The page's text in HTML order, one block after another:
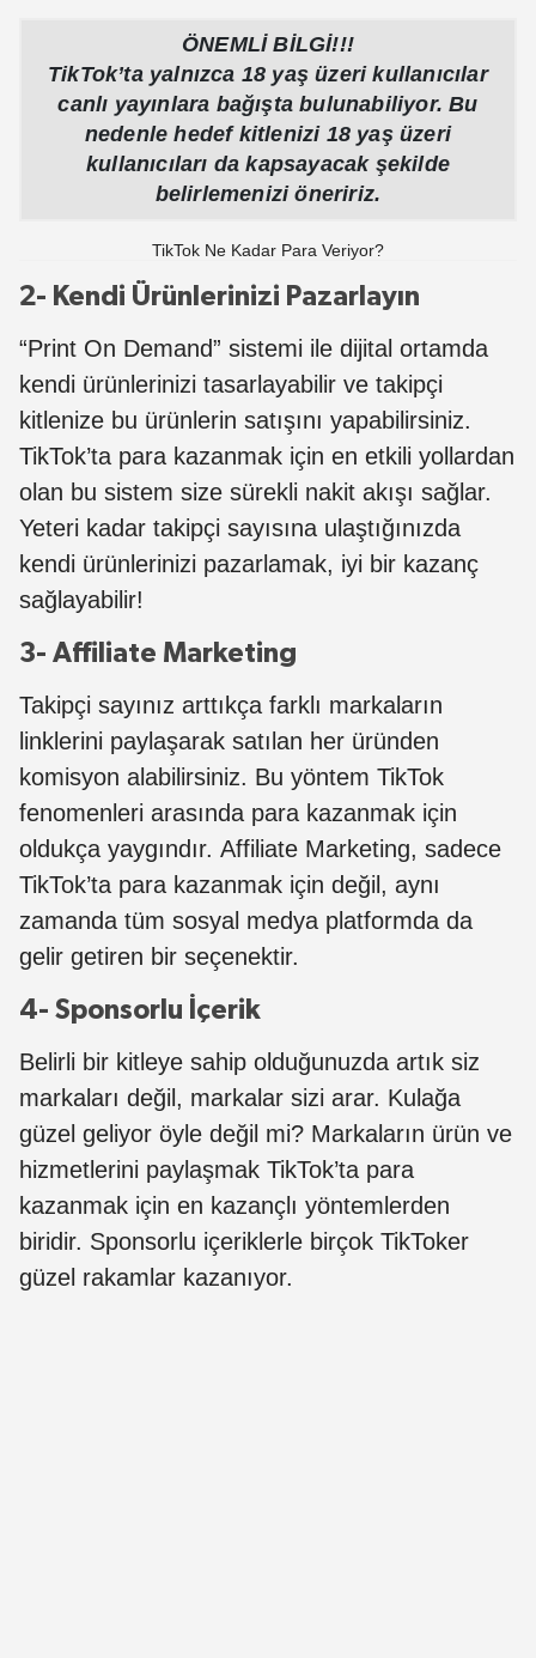
ÖNEMLİ BİLGİ!!!
TikTok’ta yalnızca 18 yaş üzeri kullanıcılar
canlı yayınlara bağışta bulunabiliyor. Bu
nedenle hedef kitlenizi 18 yaş üzeri
kullanıcıları da kapsayacak şekilde
belirlemenizi öneririz.
TikTok Ne Kadar Para Veriyor?
2- Kendi Ürünlerinizi Pazarlayın
“Print On Demand” sistemi ile dijital ortamda
kendi ürünlerinizi tasarlayabilir ve takipçi
kitlenize bu ürünlerin satışını yapabilirsiniz.
TikTok’ta para kazanmak için en etkili yollardan
olan bu sistem size sürekli nakit akışı sağlar.
Yeteri kadar takipçi sayısına ulaştığınızda
kendi ürünlerinizi pazarlamak, iyi bir kazanç
sağlayabilir!
3- Affiliate Marketing
Takipçi sayınız arttıkça farklı markaların
linklerini paylaşarak satılan her üründen
komisyon alabilirsiniz. Bu yöntem TikTok
fenomenleri arasında para kazanmak için
oldukça yaygındır. Affiliate Marketing, sadece
TikTok’ta para kazanmak için değil, aynı
zamanda tüm sosyal medya platformda da
gelir getiren bir seçenektir.
4- Sponsorlu İçerik
Belirli bir kitleye sahip olduğunuzda artık siz
markaları değil, markalar sizi arar. Kulağa
güzel geliyor öyle değil mi? Markaların ürün ve
hizmetlerini paylaşmak TikTok’ta para
kazanmak için en kazançlı yöntemlerden
biridir. Sponsorlu içeriklerle birçok TikToker
güzel rakamlar kazanıyor.